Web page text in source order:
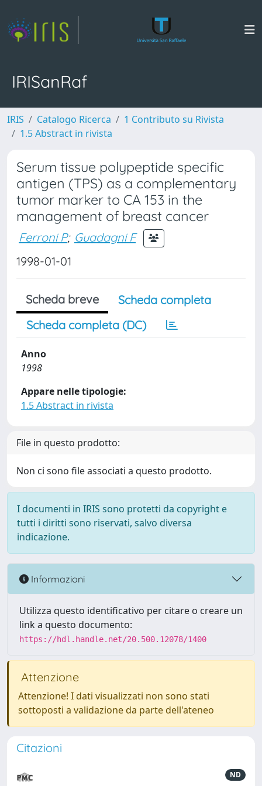
IRISanRaf
IRIS Catalogo Ricerca
1 Contributo su Rivista
1.5 Abstract in rivista
Serum tissue polypeptide specific
antigen (TPS) as a complementary
tumor marker to CA 153 in the
management of breast cancer
Ferroni P; Guadagni F
1998-01-01
Scheda breve
Scheda completa
Scheda completa (DC)
Anno
1998
Appare nelle tipologie:
1.5 Abstract in rivista
File in questo prodotto:
Non ci sono file associati a questo prodotto.
I documenti in IRIS sono protetti da copyright e
tutti i diritti sono riservati, salvo diversa
indicazione.
Informazioni
Utilizza questo identificativo per citare o creare un
link a questo documento:
https://hdl.handle.net/20.500.12078/1400
Attenzione
Attenzione! I dati visualizzati non sono stati
sottoposti a validazione da parte dell'ateneo
Citazioni
ND